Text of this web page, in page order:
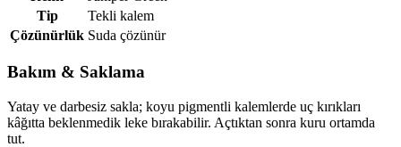
Tip
Tekli kalem
Çözünürlük Suda çözünür
Bakım & Saklama
Yatay ve darbesiz sakla; koyu pigmentli kalemlerde uç kırıkları
kâğıtta beklenmedik leke bırakabilir. Açtıktan sonra kuru ortamda
tut.